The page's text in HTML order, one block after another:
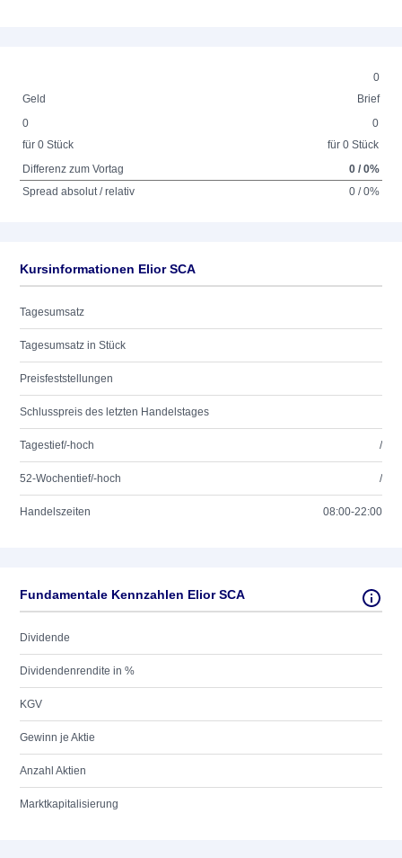
0
Geld
Brief
0
für 0 Stück
0
für 0 Stück
Differenz zum Vortag
0 / 0%
Spread absolut / relativ
0 / 0%
Kursinformationen Elior SCA
Tagesumsatz
Tagesumsatz in Stück
Preisfeststellungen
Schlusspreis des letzten Handelstages
Tagestief/-hoch /
52-Wochentief/-hoch /
Handelszeiten 08:00-22:00
Fundamentale Kennzahlen Elior SCA
Dividende
Dividendenrendite in %
KGV
Gewinn je Aktie
Anzahl Aktien
Marktkapitalisierung